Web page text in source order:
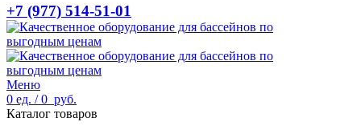
+7 (977) 514-51-01
Меню
0 ед. / 0 руб.
Каталог товаров